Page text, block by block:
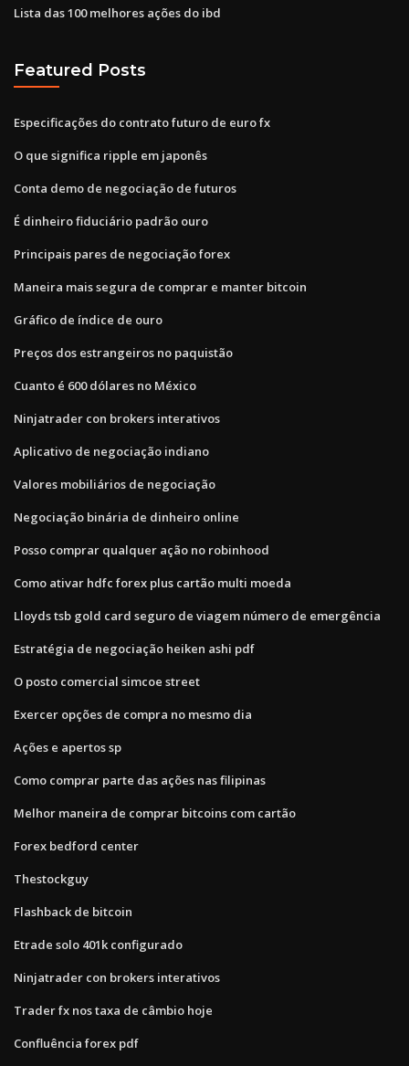
Lista das 100 melhores ações do ibd
Featured Posts
Especificações do contrato futuro de euro fx
O que significa ripple em japonês
Conta demo de negociação de futuros
É dinheiro fiduciário padrão ouro
Principais pares de negociação forex
Maneira mais segura de comprar e manter bitcoin
Gráfico de índice de ouro
Preços dos estrangeiros no paquistão
Cuanto é 600 dólares no México
Ninjatrader con brokers interativos
Aplicativo de negociação indiano
Valores mobiliários de negociação
Negociação binária de dinheiro online
Posso comprar qualquer ação no robinhood
Como ativar hdfc forex plus cartão multi moeda
Lloyds tsb gold card seguro de viagem número de emergência
Estratégia de negociação heiken ashi pdf
O posto comercial simcoe street
Exercer opções de compra no mesmo dia
Ações e apertos sp
Como comprar parte das ações nas filipinas
Melhor maneira de comprar bitcoins com cartão
Forex bedford center
Thestockguy
Flashback de bitcoin
Etrade solo 401k configurado
Ninjatrader con brokers interativos
Trader fx nos taxa de câmbio hoje
Confluência forex pdf